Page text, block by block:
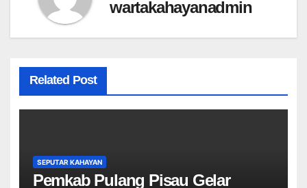
wartakahayanadmin
Related Post
SEPUTAR KAHAYAN
Pemkab Pulang Pisau Gelar